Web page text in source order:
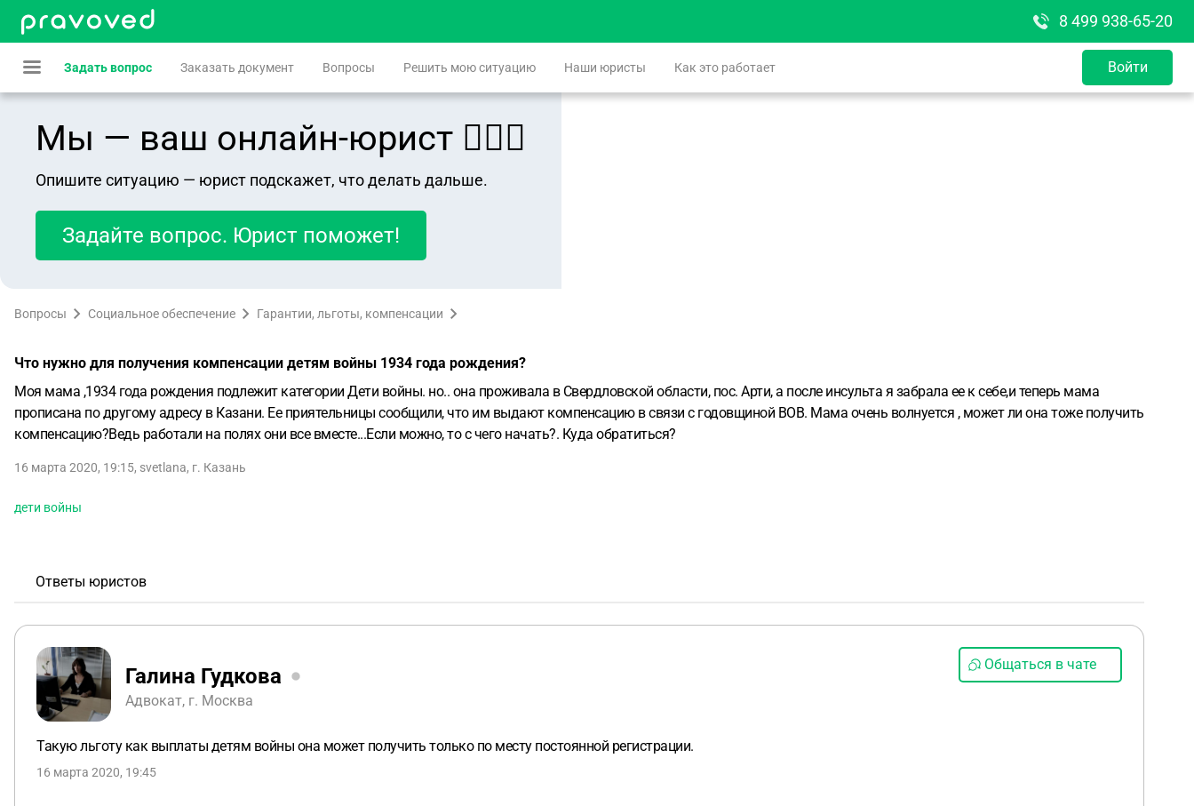
8 499 938-65-20
Задать вопрос Заказать документ Вопросы Решить мою ситуацию Наши юристы Как это работает Войти
Мы — ваш онлайн-юрист 👨🏻‍⚖️
Опишите ситуацию — юрист подскажет, что делать дальше.
Задайте вопрос. Юрист поможет!
Вопросы Социальное обеспечение Гарантии, льготы, компенсации
Что нужно для получения компенсации детям войны 1934 года рождения?
Моя мама ,1934 года рождения подлежит категории Дети войны. но.. она проживала в Свердловской области, пос. Арти, а после инсульта я забрала ее к себе,и теперь мама
прописана по другому адресу в Казани. Ее приятельницы сообщили, что им выдают компенсацию в связи с годовщиной ВОВ. Мама очень волнуется , может ли она тоже получить
компенсацию?Ведь работали на полях они все вместе...Если можно, то с чего начать?. Куда обратиться?
16 марта 2020, 19:15, svetlana, г. Казань
дети войны
Ответы юристов
Галина Гудкова
Адвокат, г. Москва
Общаться в чате
Такую льготу как выплаты детям войны она может получить только по месту постоянной регистрации.
16 марта 2020, 19:45